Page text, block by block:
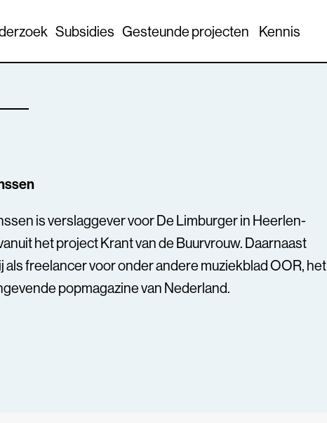
Subsidies Gesteunde projecten Kennis
is verslaggever voor De Limburger in Heerlen-
het project Krant van de Buurvrouw. Daarnaast
als freelancer voor onder andere muziekblad OOR, het
popmagazine van Nederland.